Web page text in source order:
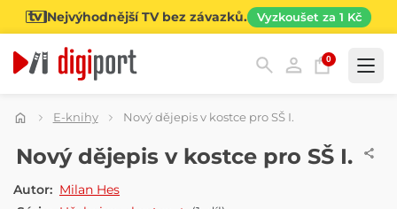
Nejvýhodnější TV bez závazků. Vyzkoušet za 1 Kč
0
Kategorie
E-knihy Nový dějepis v kostce pro SŠ I.
E-KNIHA
Nový dějepis v kostce pro SŠ I.
Autor: Milan Hes